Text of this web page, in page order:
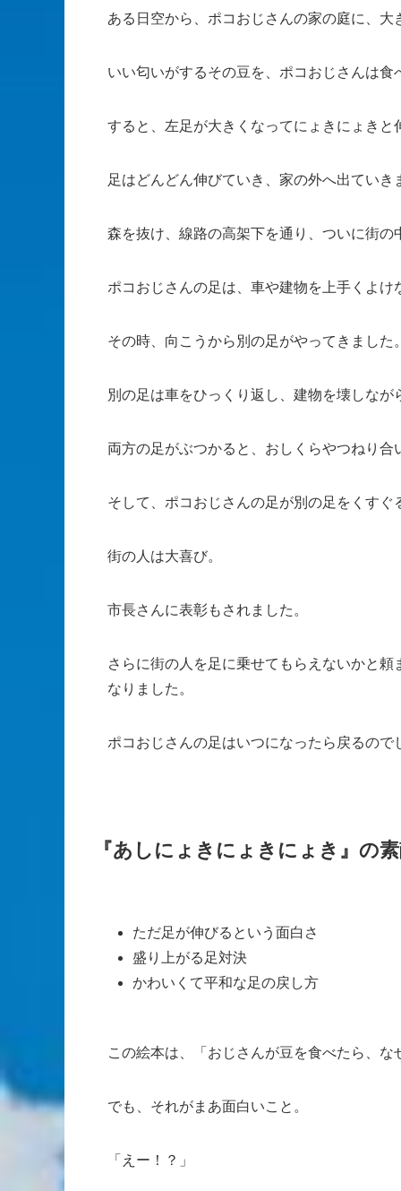
ある日空から、ポコおじさんの家の庭に、大
いい匂いがするその豆を、ポコおじさんは食
すると、左足が大きくなってにょきにょきと
足はどんどん伸びていき、家の外へ出ていき
森を抜け、線路の高架下を通り、ついに街の
ポコおじさんの足は、車や建物を上手くよけ
その時、向こうから別の足がやってきました
別の足は車をひっくり返し、建物を壊しなが
両方の足がぶつかると、おしくらやつねり合
そして、ポコおじさんの足が別の足をくす
街の人は大喜び。
市長さんに表彰もされました。
さらに街の人を足に乗せてもらえないかと
なりました。
ポコおじさんの足はいつになったら戻るので
『あしにょきにょきにょき』の
ただ足が伸びるという面白さ
盛り上がる足対決
かわいくて平和な足の戻し方
この絵本は、「おじさんが豆を食べたら、
でも、それがまあ面白いこと。
「えー！？」